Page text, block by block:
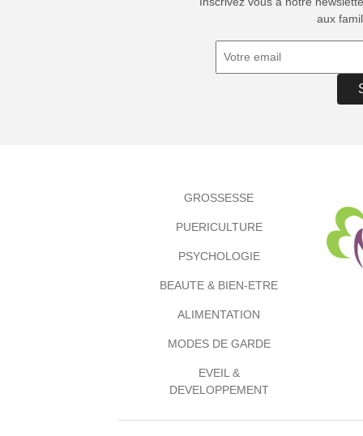
aux
GROSSESSE
PUERICULTURE
PSYCHOLOGIE
BEAUTE & BIEN-ETRE
ALIMENTATION
MODES DE GARDE
EVEIL &
DEVELOPPEMENT